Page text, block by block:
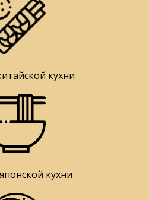
кухни
кухни